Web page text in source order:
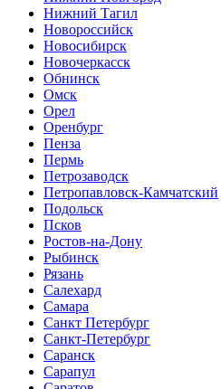
Нижний Тагил
Новороссийск
Новосибирск
Новочеркасск
Обнинск
Омск
Орел
Оренбург
Пенза
Пермь
Петрозаводск
Петропавловск-Камчатский
Подольск
Псков
Ростов-на-Дону
Рыбинск
Рязань
Салехард
Самара
Санкт Петербург
Санкт-Петербург
Саранск
Сарапул